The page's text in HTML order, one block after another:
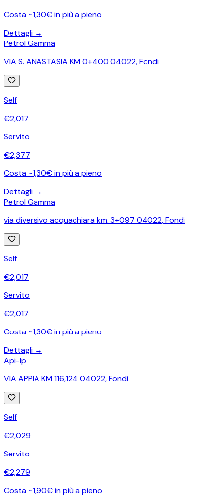
Costa ~1,30€ in più a pieno
Dettagli →
Petrol Gamma
VIA S. ANASTASIA KM 0+400 04022,Fondi
Self
€2,017
Servito
€2,377
Costa ~1,30€ in più a pieno
Dettagli →
Petrol Gamma
via diversivo acquachiara km. 3+097 04022,Fondi
Self
€2,017
Servito
€2,017
Costa ~1,30€ in più a pieno
Dettagli →
Api-Ip
VIA APPIA KM 116,124 04022,Fondi
Self
€2,029
Servito
€2,279
Costa ~1,90€ in più a pieno